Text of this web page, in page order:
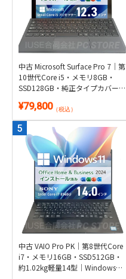
中古 Microsoft Surface Pro 7｜第
10世代Core i5・メモリ8GB・
SSD128GB・純正タイプカバー
Microsoft Office 2024付き・タブ
レット
¥79,800（税込）
中古 VAIO Pro PK｜第8世代Core
i7・メモリ16GB・SSD512GB・
約1.02kg軽量14型｜Windows